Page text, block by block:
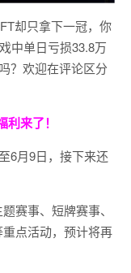
却只拿下一冠，你
中单日亏损33.8万
？欢迎在评论区分
利来了！
6月9日，接下来还
赛事、短牌赛事、
点活动，预计将再